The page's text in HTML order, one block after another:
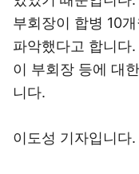
부회장이 합병 10
파악했다고 합니다
이 부회장 등에 대
니다.
이도성 기자입니다.